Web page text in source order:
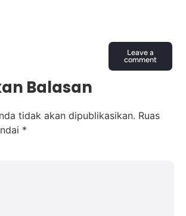
Leave a
comment
Balasan
tidak akan dipublikasikan. Ruas
*